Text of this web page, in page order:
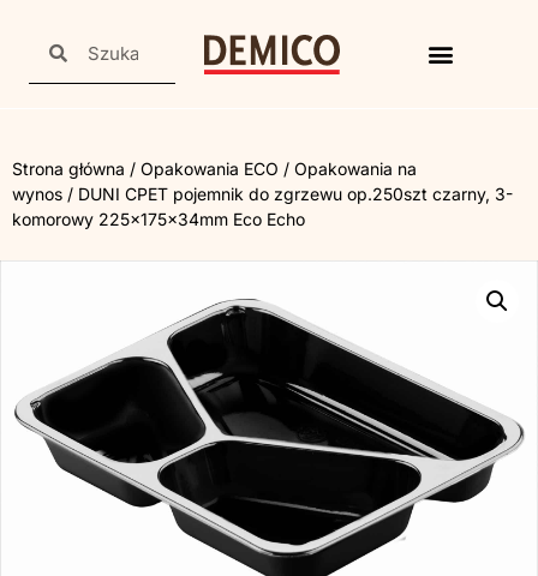
Strona główna / Opakowania ECO / Opakowania na
wynos / DUNI CPET pojemnik do zgrzewu op.250szt czarny, 3-
komorowy 225x175x34mm Eco Echo